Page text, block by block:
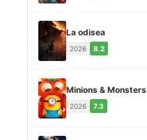
La odisea
2026 8.2
Minions & Monsters
2026 7.3